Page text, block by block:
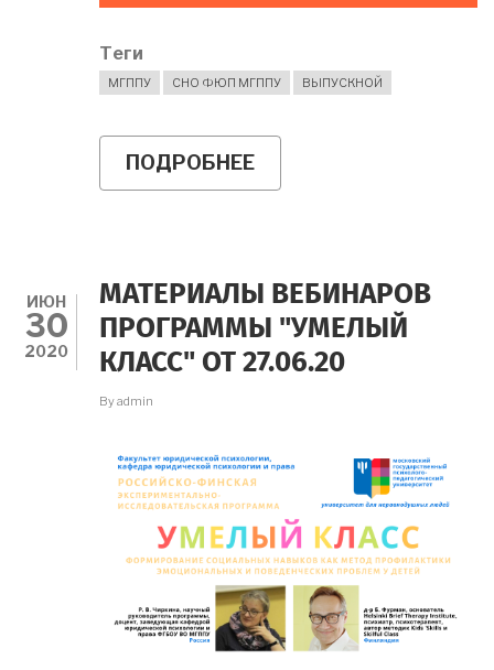
Теги
МГППУ СНО ФЮП МГППУ ВЫПУСКНОЙ
ПОДРОБНЕЕ
ПОЗДРАВЛЯЕМ
ИЮН
30
2020
МАТЕРИАЛЫ ВЕБИНАРОВ
ПРОГРАММЫ "УМЕЛЫЙ
КЛАСС" ОТ 27.06.20
Byadmin